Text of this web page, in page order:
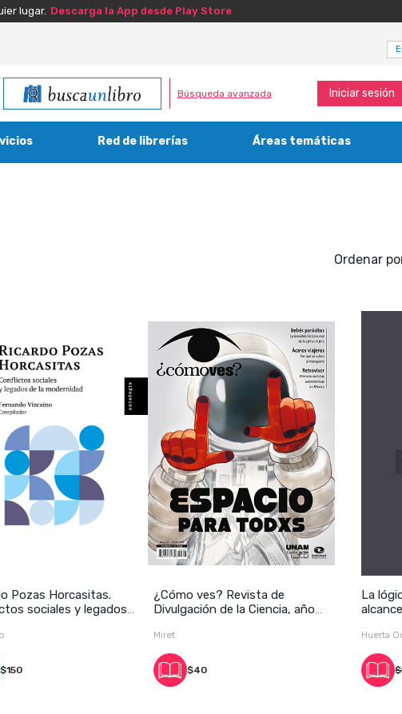
lugar. Descarga la App desde Play Store
Búsqueda avanzada Iniciar sesión
Red de librerías Áreas temáticas
Ordenar
Pozas Horcasitas.
sociales y legados
$150
¿Cómo ves? Revista de
Divulgación de la Ciencia, año
Miret
$40
La
Huerta